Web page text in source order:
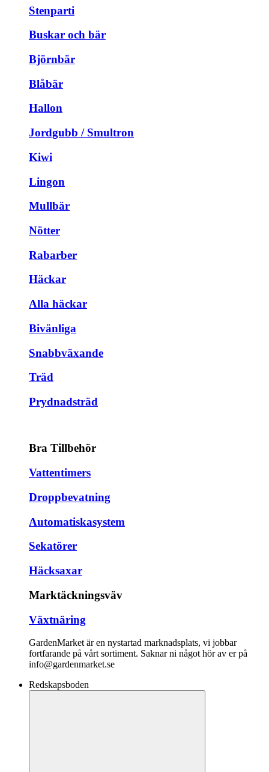
Stenparti
Buskar och bär
Björnbär
Blåbär
Hallon
Jordgubb / Smultron
Kiwi
Lingon
Mullbär
Nötter
Rabarber
Häckar
Alla häckar
Bivänliga
Snabbväxande
Träd
Prydnadsträd
Bra Tillbehör
Vattentimers
Droppbevatning
Automatiskasystem
Sekatörer
Häcksaxar
Marktäckningsväv
Växtnäring
GardenMarket är en nystartad marknadsplats, vi jobbar
fortfarande på vårt sortiment. Saknar ni något hör av er på
info@gardenmarket.se
Redskapsboden